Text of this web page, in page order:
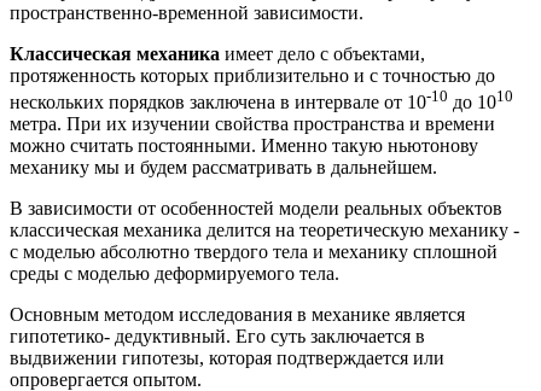
пространственно-временной зависимости.
Классическая механика имеет дело с объектами,
протяженность которых приблизительно и с точностью до
нескольких порядков заключена в интервале от 10-10 до 1010
метра. При их изучении свойства пространства и времени
можно считать постоянными. Именно такую ньютонову
механику мы и будем рассматривать в дальнейшем.
В зависимости от особенностей модели реальных объектов
классическая механика делится на теоретическую механику -
с моделью абсолютно твердого тела и механику сплошной
среды с моделью деформируемого тела.
Основным методом исследования в механике является
гипотетико- дедуктивный. Его суть заключается в
выдвижении гипотезы, которая подтверждается или
опровергается опытом.